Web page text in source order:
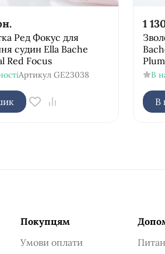
Ред Фокус для
судин Ella Bache
Red Focus
Артикул GE23038
1
В
В
Покупцям
Умови оплати